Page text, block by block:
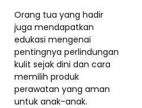
Orang tua yang hadir
juga mendapatkan
edukasi mengenai
pentingnya perlindungan
kulit sejak dini dan cara
memilih produk
perawatan yang aman
untuk anak-anak.